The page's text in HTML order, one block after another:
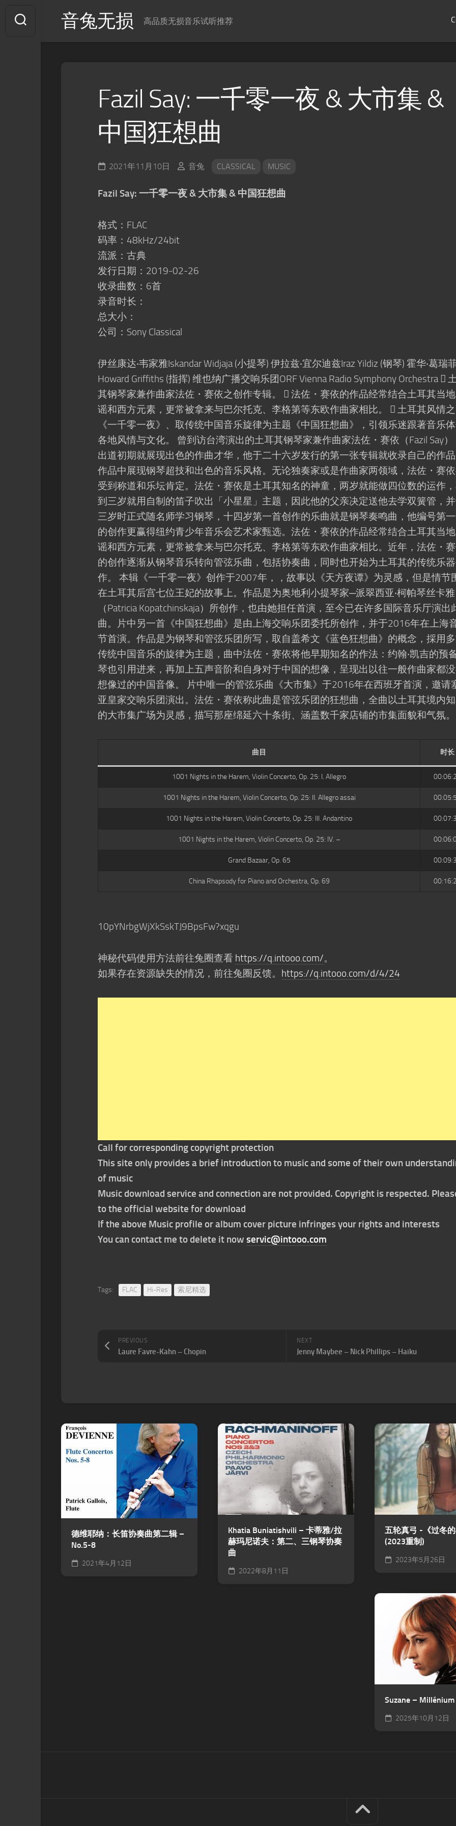
content
音兔无损 高品质无损音乐试听推荐
Fazil Say: 一千零一夜 & 大市集 &
中国狂想曲
2021年11月10日 音兔 CLASSICAL MUSIC
Fazil Say: 一千零一夜 & 大市集 & 中国狂想曲
格式：FLAC
码率：48kHz/24bit
流派：古典
发行日期：2019-02-26
收录曲数：6首
录音时长：
总大小：
公司：Sony Classical
伊丝康达‧韦家雅Iskandar Widjaja (小提琴) 伊拉兹‧宜尔迪兹Iraz Yildiz (钢琴) 霍华‧葛瑞
Howard Griffiths (指挥) 维也纳广播交响乐团ORF Vienna Radio Symphony Orchestra 
其钢琴家兼作曲家法佐・赛依之创作专辑。  法佐・赛依的作品经常结合土耳其当
谣和西方元素，更常被拿来与巴尔托克、李格第等东欧作曲家相比。  土耳其风情之
《一千零一夜》、取传统中国音乐旋律为主题《中国狂想曲》，引领乐迷跟著音乐
各地风情与文化。 曾到访台湾演出的土耳其钢琴家兼作曲家法佐・赛依（Fazil Say）
出道初期就展现出色的作曲才华，他于二十六岁发行的第一张专辑就收录自己的作品
作品中展现钢琴超技和出色的音乐风格。无论独奏家或是作曲家两领域，法佐・赛
受到称道和乐坛肯定。法佐・赛依是土耳其知名的神童，两岁就能做四位数的运作
到三岁就用自制的笛子吹出「小星星」主题，因此他的父亲决定送他去学双簧管，
三岁时正式随名师学习钢琴，十四岁第一首创作的乐曲就是钢琴奏鸣曲，他编号第
的创作更赢得纽约青少年音乐会艺术家甄选。法佐・赛依的作品经常结合土耳其当
谣和西方元素，更常被拿来与巴尔托克、李格第等东欧作曲家相比。近年，法佐・
的创作逐渐从钢琴音乐转向管弦乐曲，包括协奏曲，同时也开始为土耳其的传统乐器
作。 本辑《一千零一夜》创作于2007年，，故事以《天方夜谭》为灵感，但是情节
在土耳其后宫七位王妃的故事上。作品是为奥地利小提琴家─派翠西亚‧柯帕琴丝卡雅
（Patricia Kopatchinskaja）所创作，也由她担任首演，至今已在许多国际音乐厅演出
曲。片中另一首《中国狂想曲》是由上海交响乐团委托所创作，并于2016年在上海
节首演。作品是为钢琴和管弦乐团所写，取自盖希文《蓝色狂想曲》的概念，採用
传统中国音乐的旋律为主题，曲中法佐・赛依将他早期知名的作法：约翰‧凯吉的预
琴也引用进来，再加上五声音阶和自身对于中国的想像，呈现出以往一般作曲家都
想像过的中国音像。 片中唯一的管弦乐曲《大市集》于2016年在西班牙首演，邀请
亚皇家交响乐团演出。法佐・赛依称此曲是管弦乐团的狂想曲，全曲以土耳其境内
的大市集广场为灵感，描写那座绵延六十条街、涵盖数千家店铺的市集面貌和气氛。
曲目 时长
1001 Nights in the Harem, Violin Concerto, Op. 25: I. Allegro
1001 Nights in the Harem, Violin Concerto, Op. 25: II. Allegro assai
1001 Nights in the Harem, Violin Concerto, Op. 25: III. Andantino
1001 Nights in the Harem, Violin Concerto, Op. 25: IV. –
Grand Bazaar, Op. 65
China Rhapsody for Piano and Orchestra, Op. 69
10pYNrbgWjXkSskTJ9BpsFw?xqgu
神秘代码使用方法前往兔圈查看 https://q.intooo.com/。
如果存在资源缺失的情况，前往兔圈反馈。 https://q.intooo.com/d/4/24
Call for corresponding copyright protection
This site only provides a brief introduction to music and some of their own
of music
Music download service and connection are not provided. Copyright is respected.
to the official website for download
If the above Music profile or album cover picture infringes your rights and interests
You can contact me to delete it now servic@intooo.com
Tags: FLAC Hi-Res 索尼精选
NEXT
Jenny Maybee – Nick Phillips – Haiku
PREVIOUS
Laure Favre-Kahn – Chopin
德维耶纳：长笛协奏曲第二辑 –
No.5-8
2021年4月12日
Khatia Buniatishvili – 卡蒂雅/拉
赫玛尼诺夫：第二、三钢琴协奏
曲
2022年8月11日
五轮真弓 -《过冬
(2023重制)
2023年5月26日
Suzane – Millénium
2025年10月12日